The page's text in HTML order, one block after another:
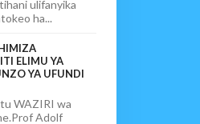
ulifanyika
ha...
ELIMU YA
YA UFUNDI
WAZIRI wa
Adolf